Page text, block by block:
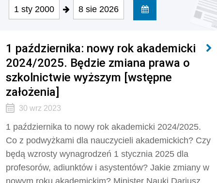
1 sty 2000 8 sie 2026
1 października: nowy rok akademicki
2024/2025. Będzie zmiana prawa o
szkolnictwie wyższym [wstępne
założenia]
30 wrz 2023
1 października to nowy rok akademicki 2024/2025.
Co z podwyżkami dla nauczycieli akademickich? Czy
będą wzrosty wynagrodzeń 1 stycznia 2025 dla
profesorów, adiunktów i asystentów? Jakie zmiany w
nowym roku akademickim? Minister Nauki Dariusz